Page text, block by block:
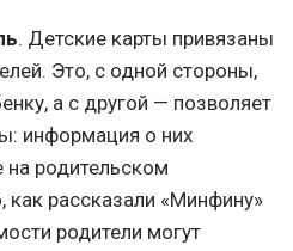
. Детские карты привязаны
Это, с одной стороны,
а с другой — позволяет
информация о них
на родительском
как рассказали «Минфину»
родители могут